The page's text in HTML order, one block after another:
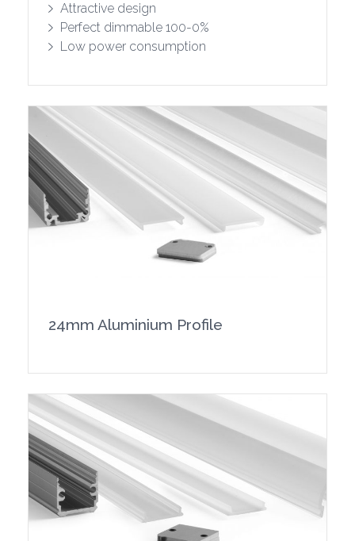
Show product
Attractive design
Perfect dimmable 100-0%
Low power consumption
24mm Aluminium Profile